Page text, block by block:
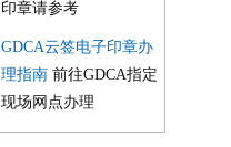
印章请参考
GDCA云签电子印章办
理指南 前往GDCA指定
现场网点办理